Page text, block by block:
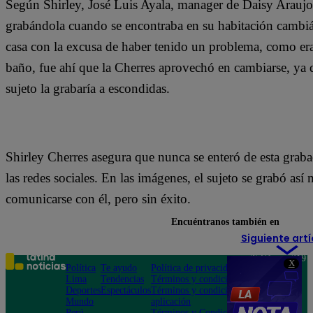
X
Según Shirley, José Luis Ayala, manager de Daisy
grabándola cuando se encontraba en su habitación
casa con la excusa de haber tenido un problema, como
baño, fue ahí que la Cherres aprovechó en cambiarse,
sujeto la grabaría a escondidas.
Shirley Cherres asegura que nunca se enteró de esta
las redes sociales. En las imágenes, el sujeto se grabó
comunicarse con él, pero sin éxito.
Siguiente
Encuéntranos también en
Política
Lima
Deportes
Mundo
Te ayudo
Tendencias
Espectáculos
Política de privacidad
Términos y condiciones
Términos y condiciones
aplicación
Teléfono: 219
Av. San
Felipe 968
Jesús María